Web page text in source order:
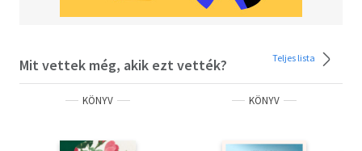
Mit vettek még, akik ezt vették? Teljes lista
KÖNYV KÖNYV